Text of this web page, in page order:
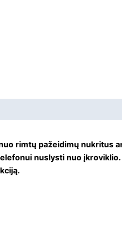
rimtų pažeidimų nukritus
nuslysti nuo